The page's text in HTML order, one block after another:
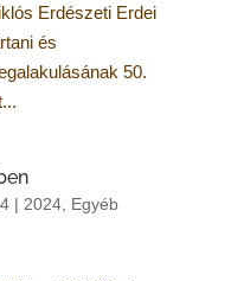
Erdészeti Erdei
és
50.
| 2024, Egyéb